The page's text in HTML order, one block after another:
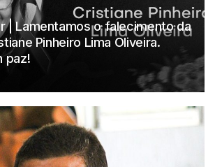
| Lamentamos o falecimento da
Pinheiro Lima Oliveira.
paz!